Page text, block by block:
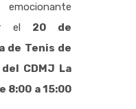
el 20 de
de Tenis de
CDMJ La
8:00 a 15:00